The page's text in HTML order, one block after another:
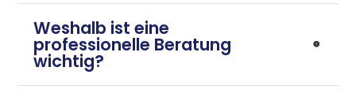
Weshalb ist eine
professionelle Beratung
wichtig?